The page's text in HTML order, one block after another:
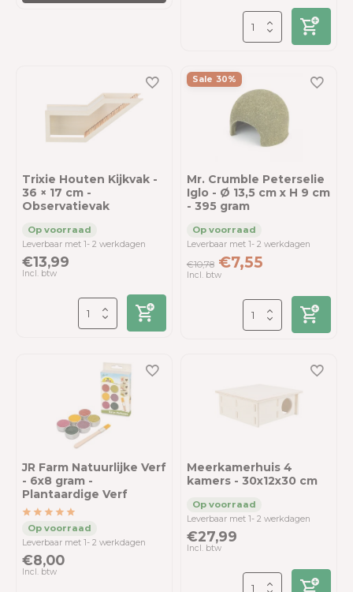
Trixie Houten Kijkvak -
36 × 17 cm -
Observatievak
Leverbaar met 1- 2 werkdagen
€13,99
Incl. btw
Sale 30%
Mr. Crumble Peterselie
Iglo - Ø 13,5 cm x H 9 cm
- 395 gram
Leverbaar met 1- 2 werkdagen
€10,78 €7,55
Incl. btw
JR Farm Natuurlijke Verf
- 6x8 gram -
Plantaardige Verf
Leverbaar met 1- 2 werkdagen
€8,00
Incl. btw
Meerkamerhuis 4
kamers - 30x12x30 cm
Leverbaar met 1- 2 werkdagen
€27,99
Incl. btw